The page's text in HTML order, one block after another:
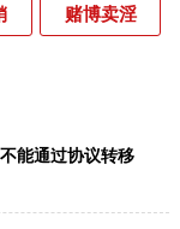
赌博卖淫
能通过协议转移